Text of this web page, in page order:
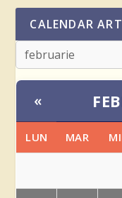
CALENDAR
«
LUN MAR